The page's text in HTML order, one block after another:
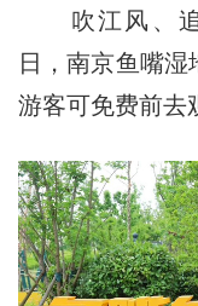
吹江风、追
日，南京鱼嘴湿
游客可免费前去